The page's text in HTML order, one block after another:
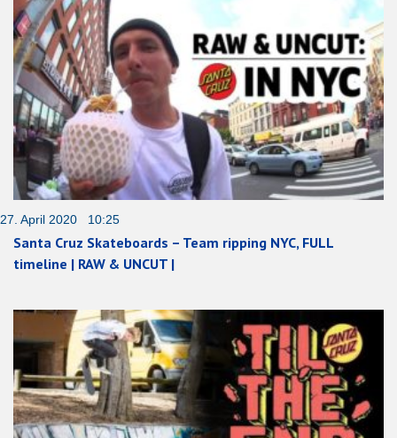
27. April 2020 10:25
Santa Cruz Skateboards – Team ripping NYC, FULL
timeline | RAW & UNCUT |